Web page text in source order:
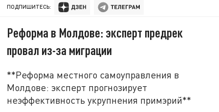
ПОДПИШИТЕСЬ:
Реформа в Молдове: эксперт предрек
провал из-за миграции
**Реформа местного самоуправления в
Молдове: эксперт прогнозирует
неэффективность укрупнения примэрий**